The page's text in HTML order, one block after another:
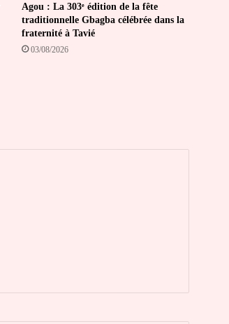
Agou : La 303ᵉ édition de la fête
traditionnelle Gbagba célébrée dans la
fraternité à Tavié
03/08/2026